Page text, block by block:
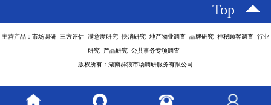
Top
主营产品：市场调研 三方评估 满意度研究 快消研究 地产物业调查 品牌研究 神秘顾客调查 行业
研究 产品研究 公共事务专项调查
版权所有：湖南群狼市场调研服务有限公司